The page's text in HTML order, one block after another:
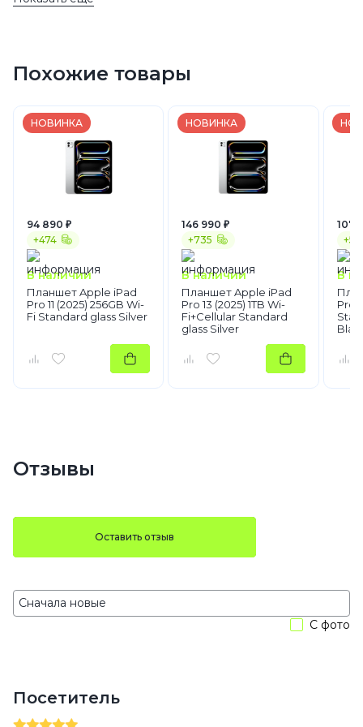
2024 2024
Похожие товары
НОВИНКА
+474
94 890 ₽
В наличии
Планшет Apple iPad
Pro 11 (2025) 256GB Wi-
Fi Standard glass Silver
НОВИНКА
+735
146 990 ₽
В наличии
Планшет Apple iPad
Pro 13 (2025) 1TB Wi-
Fi+Cellular Standard
glass Silver
107
В
Pro
Отзывы
Оставить отзыв
С фото
Посетитель